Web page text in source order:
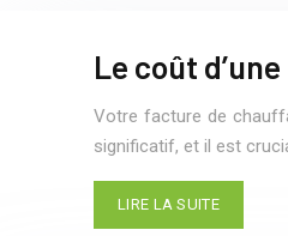
Le coût
Votre facture de
significatif, et il est
LIRE LA SUITE